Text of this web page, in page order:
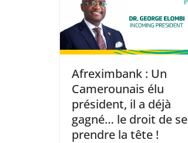
Afreximbank : Un
Camerounais élu
président, il a déjà
gagné… le droit de se
prendre la tête !